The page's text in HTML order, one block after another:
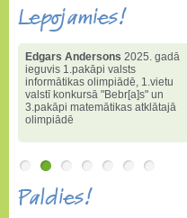
Lepojamies!
Edgars Andersons 2025. gadā
ieguvis 1.pakāpi valsts
informātikas olimpiādē, 1.vietu
valstī konkursā "Bebr[a]s" un
3.pakāpi matemātikas atklātajā
olimpiādē
Paldies!